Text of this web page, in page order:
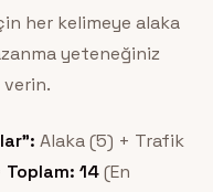
her kelimeye alaka
yeteneğiniz
verin.
Alaka (5) + Trafik
Toplam: 14(En